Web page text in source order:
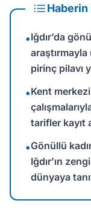
Haberin
•Iğdır’da
pirinç pilavı
•Kent
tarifler kayıt
•Gönüllü
Iğdır’ın
dünyaya